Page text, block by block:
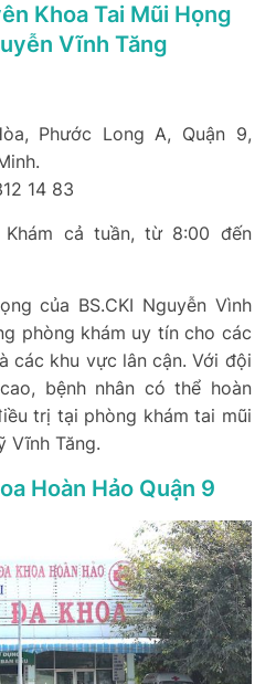
Khoa Tai Mũi Họng
Vĩnh Tăng
Phước Long A, Quận 9,
14 83
Khám cả tuần, từ 8:00 đến
của BS.CKI Nguyễn Vình
phòng khám uy tín cho các
các khu vực lân cận. Với đội
bệnh nhân có thể hoàn
trị tại phòng khám tai mũi
Vĩnh Tăng.
Hoàn Hảo Quận 9